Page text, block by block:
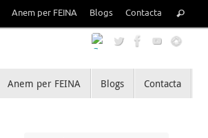
Anem per FEINA Blogs Contacta
for:
Search
Anem per FEINA Blogs Contacta